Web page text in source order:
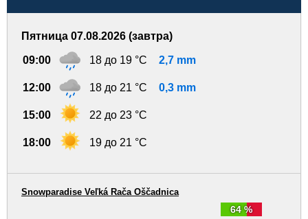
Пятница 07.08.2026 (завтра)
09:00 18 до 19 °C 2,7 mm
12:00 18 до 21 °C 0,3 mm
15:00 22 до 23 °C
18:00 19 до 21 °C
64 %
Snowparadise Veľká Rača Oščadnica